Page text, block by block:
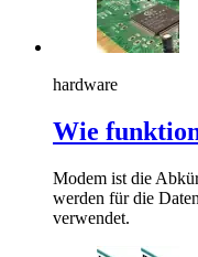
hardware
Wie
Modem ist die
werden für die
verwendet.